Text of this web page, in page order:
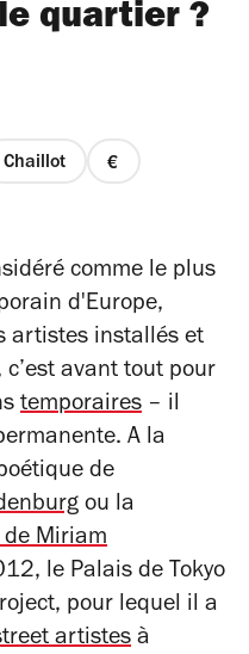
quartier ?
Chaillot
prix
4
comme le plus
d'Europe,
artistes installés et
c’est avant tout pour
temporaires – il
A la
de
ou la
de Miriam
le Palais de Tokyo
pour lequel il a
artistes à